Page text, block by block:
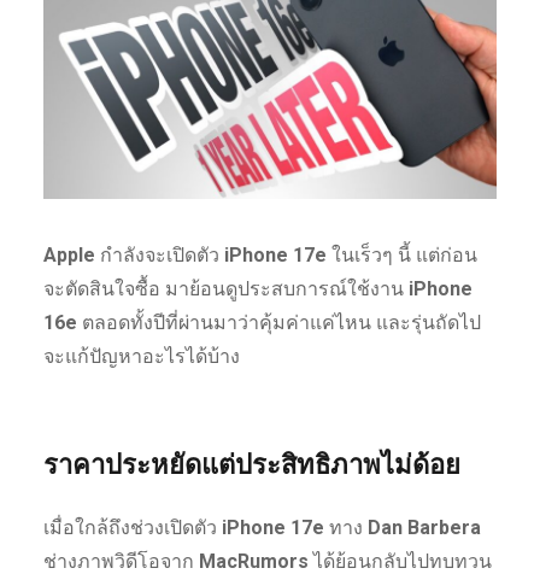
Apple กำลังจะเปิดตัว iPhone 17e ในเร็วๆ นี้ แต่ก่อน
จะตัดสินใจซื้อ มาย้อนดูประสบการณ์ใช้งาน iPhone
16e ตลอดทั้งปีที่ผ่านมาว่าคุ้มค่าแค่ไหน และรุ่นถัดไป
จะแก้ปัญหาอะไรได้บ้าง
ราคาประหยัดแต่ประสิทธิภาพไม่ด้อย
เมื่อใกล้ถึงช่วงเปิดตัว iPhone 17e ทาง Dan Barbera
ช่างภาพวิดีโอจาก MacRumors ได้ย้อนกลับไปทบทวน